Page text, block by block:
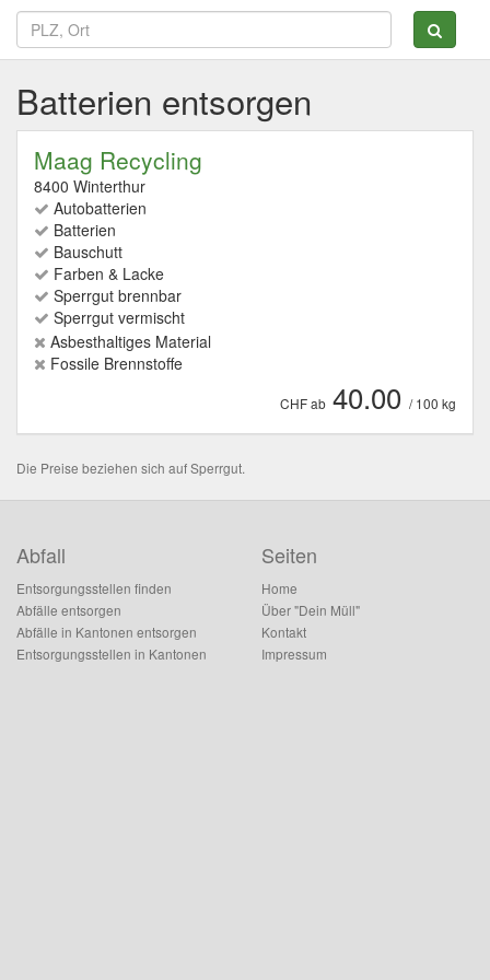
Batterien entsorgen
Maag Recycling
8400 Winterthur
Autobatterien
Batterien
Bauschutt
Farben & Lacke
Sperrgut brennbar
Sperrgut vermischt
Asbesthaltiges Material
Fossile Brennstoffe
CHF ab 40.00 / 100 kg
Die Preise beziehen sich auf Sperrgut.
Abfall
Entsorgungsstellen finden
Abfälle entsorgen
Abfälle in Kantonen entsorgen
Entsorgungsstellen in Kantonen
Seiten
Home
Über "Dein Müll"
Kontakt
Impressum